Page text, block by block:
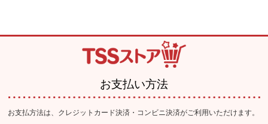
お支払い方法
お支払方法は、クレジットカード決済・コンビニ決済がご利用いただけます。